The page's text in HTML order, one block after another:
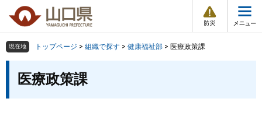
の
す
ー
し
情
報
メ
組織で探す
Other Languages
現在地 トップページ > 組織で探す > 健康福祉部 > 医療政策課
医療政策課